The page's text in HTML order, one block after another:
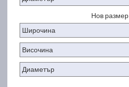
Нов размер